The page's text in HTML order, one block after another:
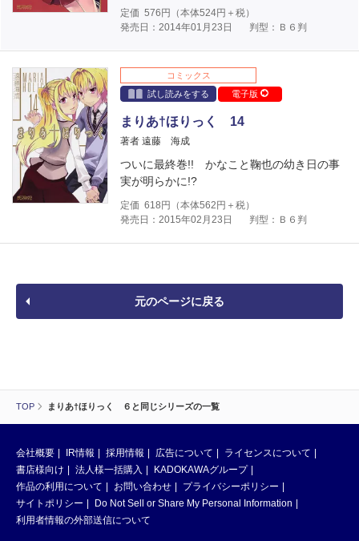
TOP まりあ†ほりっく ６と同じシリーズの一覧
定価 576 円（本体524円＋税）
発売日：2014年01月23日
判型：Ｂ６判
コミックス
試し読みをする
電子版
まりあ†ほりっく 14
著者 遠藤 海成
ついに最終巻!! かなこと鞠也の幼き日の事
実が明らかに!?
定価 618 円（本体562 円＋税）
発売日：2015年02月23日
判型：Ｂ６判
元のページに戻る
会社概要 IR情報 採用情報 広告について
ライセンスについて
書店様向け
法人様一括購入
KADOKAWAグループ
作品の利用について
お問い合わせ
プライバシーポリシー
サイトポリシー
Do Not Sell or Share My Personal Information
利用者情報の外部送信について